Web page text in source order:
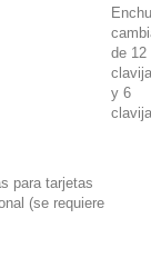
de 12
y 6
para tarjetas
(se requiere